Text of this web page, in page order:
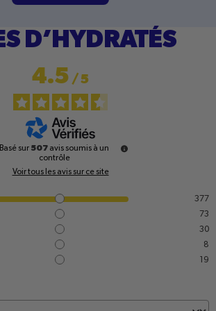
D’HYDRATÉS
4.5/5
Basé sur 507 avis soumis à un
contrôle
Voir tous les avis sur ce site
377
73
30
8
19